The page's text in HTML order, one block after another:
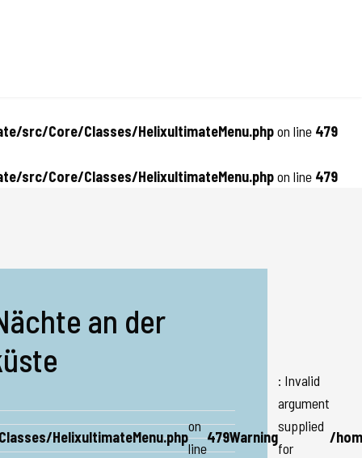
HelixultimateMenu.php
on
line
479Warning
: Invalid
argument
supplied
for
/
src/Core/Classes/HelixultimateMenu.phpon line 479
src/Core/Classes/HelixultimateMenu.phpon line 479
an der